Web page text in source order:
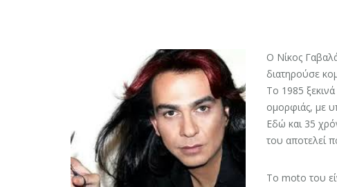
Ο Νίκος
διατηρούσε
Το 1985
ομορφιάς, με
Εδώ και 35
του αποτελεί
Το moto του